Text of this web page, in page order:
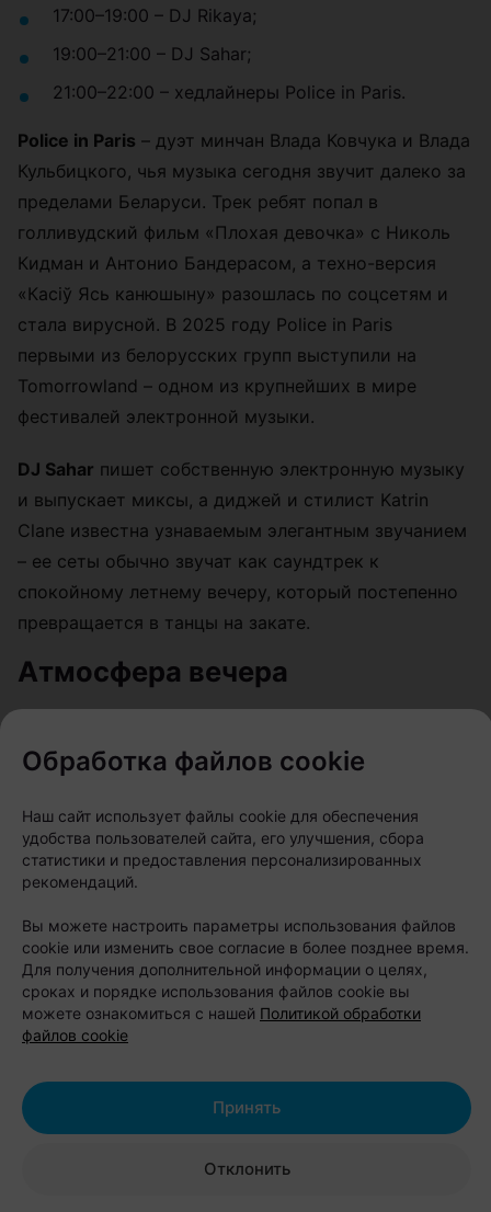
17:00–19:00 – DJ Rikaya;
19:00–21:00 – DJ Sahar;
21:00–22:00 – хедлайнеры Police in Paris.
Police in Paris – дуэт минчан Влада Ковчука и Влада
Кульбицкого, чья музыка сегодня звучит далеко за
пределами Беларуси. Трек ребят попал в
голливудский фильм «Плохая девочка» с Николь
Кидман и Антонио Бандерасом, а техно-версия
«Касіў Ясь канюшыну» разошлась по соцсетям и
стала вирусной. В 2025 году Police in Paris
первыми из белорусских групп выступили на
Tomorrowland – одном из крупнейших в мире
фестивалей электронной музыки.
DJ Sahar пишет собственную электронную музыку
и выпускает миксы, а диджей и стилист Katrin
Clane известна узнаваемым элегантным звучанием
– ее сеты обычно звучат как саундтрек к
спокойному летнему вечеру, который постепенно
превращается в танцы на закате.
Атмосфера вечера
музыку, закат и настроение, когда не нужно
строить планы на неделю вперед, а можно просто
пойти на звук.
Другие интересные новости в нашем телеграм-
Следите за нами в соцсетях
Обработка файлов cookie
Наш сайт использует файлы cookie для обеспечения
удобства пользователей сайта, его улучшения, сбора
статистики и предоставления персонализированных
рекомендаций.
Вы можете настроить параметры использования файлов
cookie или изменить свое согласие в более позднее время.
Для получения дополнительной информации о целях,
сроках и порядке использования файлов cookie вы
можете ознакомиться с нашей Политикой обработки
файлов cookie
Отклонить
Принять